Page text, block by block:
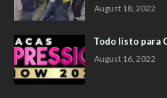
August 18, 2022
Todo listo para
August 16, 2022